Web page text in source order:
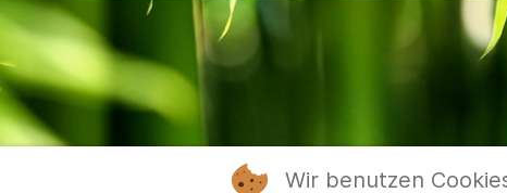
Wir benutzen